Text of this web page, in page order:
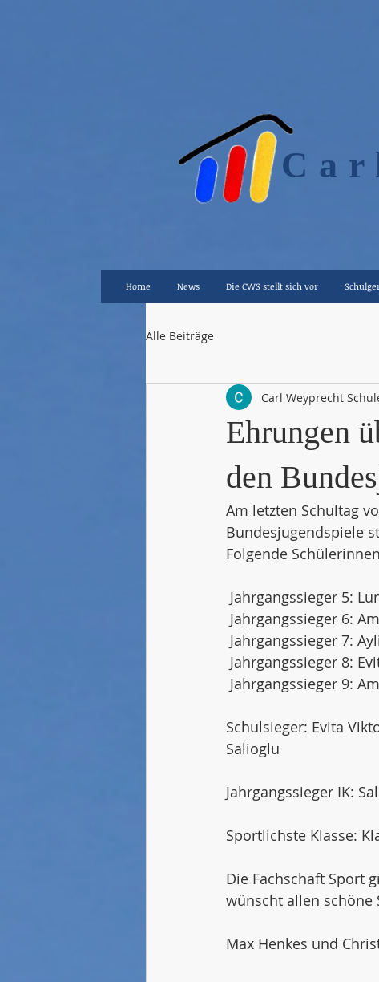
Home News Die CWS stellt sich vor
Alle Beiträge
Ehrungen
den
Carl Weyprecht
Am letzten Schultag
Bundesjugendspiele
Folgende
Jahrgangssieger 5:
Jahrgangssieger 6:
Jahrgangssieger 7:
Jahrgangssieger 8:
Jahrgangssieger 9:
Schulsieger: Evita
Salioglu
Jahrgangssieger IK:
Sportlichste Klasse:
Die Fachschaft Sport
wünscht allen schöne
Max Henkes und